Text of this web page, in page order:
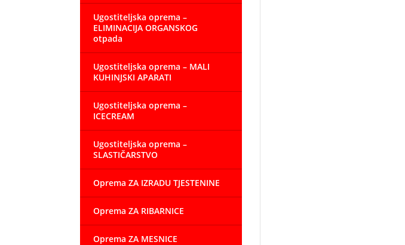
Ugostiteljska oprema –
ELIMINACIJA ORGANSKOG
otpada
Ugostiteljska oprema – MALI
KUHINJSKI APARATI
Ugostiteljska oprema –
ICECREAM
Ugostiteljska oprema –
SLASTIČARSTVO
Oprema ZA IZRADU TJESTENINE
Oprema ZA RIBARNICE
Oprema ZA MESNICE